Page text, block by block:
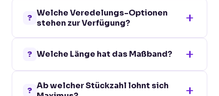
das deutlich kompakter ist als Holz-
Zollstöcke und auch sehr lange Distanzen
messen kann (typischerweise 3-5 m).
Zollstöcke wie der Metric WoodPro (132
g) sind hingegen präziser für gerade
Messungen und tragen mehrere
Druckpositionen. Maximus bietet
? Welche Veredelungs-Optionen
stehen zur Verfügung?
und Doming einfarbig (40 x 37 mm).
Tampondruck eignet sich für klassische
? Welche Länge hat das Maßband?
zu entnehmen. Standard-Massbänder im
? Ab welcher Stückzahl lohnt sich